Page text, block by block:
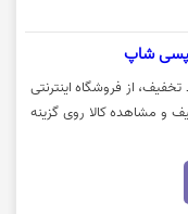
لاستیک داخلی میتوانید تا 11 درصد تخفیف، از فروشگاه اینترنتی
و مشاهده کالا روی گزینه